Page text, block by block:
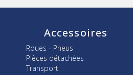
Accessoires
Roues - Pneus
Pièces détachées
Transport